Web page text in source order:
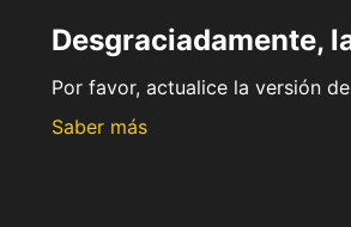
Desgraciadamente,
Por favor, actualice la versión
Saber más